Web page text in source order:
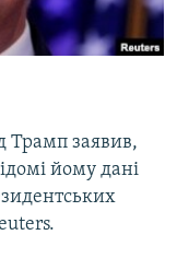
заявив,
йому дані